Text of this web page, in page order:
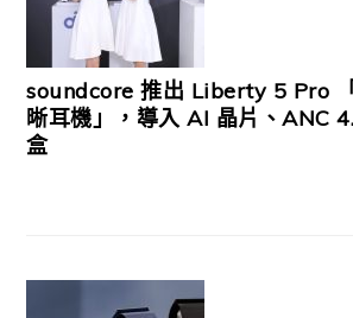
soundcore 推出 Liberty 5 Pro
晰耳機」，導入 AI 晶片、ANC
盒